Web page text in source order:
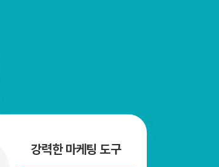
강력한 마케팅 도구